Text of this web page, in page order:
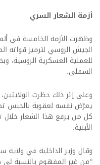
أزمة الشعار السري
الجيش الروسي لترميز قواته
للعملية العسكرية الروسية،
السفلى.
وعلى إثر ذلك حظرت
كل من يرفع هذا الشعار خلال
الأبنية.
وقال وزير الداخلية في